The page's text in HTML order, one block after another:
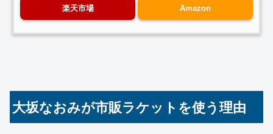
楽天市場 Amazon
大坂なおみが市販ラケットを使う理由